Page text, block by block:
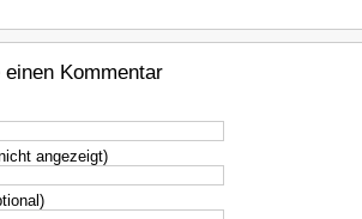
Kommentar
angezeigt)